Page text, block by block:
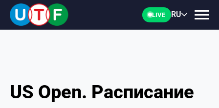
LIVE RU
ГЛАВНАЯ
US Open. Расписание